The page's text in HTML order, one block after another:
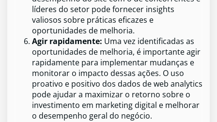
líderes do setor pode fornecer insights
valiosos sobre práticas eficazes e
oportunidades de melhoria.
Agir rapidamente: Uma vez identificadas as
oportunidades de melhoria, é importante agir
rapidamente para implementar mudanças e
monitorar o impacto dessas ações. O uso
proativo e positivo dos dados de web analytics
pode ajudar a maximizar o retorno sobre o
investimento em marketing digital e melhorar
o desempenho geral do negócio.